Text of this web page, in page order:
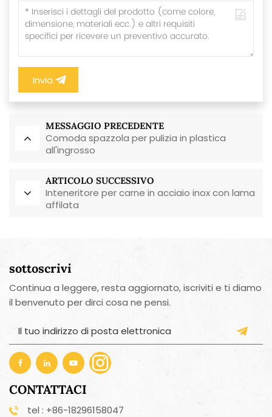
Invia
MESSAGGIO PRECEDENTE
Comoda spazzola per pulizia in plastica
all'ingrosso
ARTICOLO SUCCESSIVO
Inteneritore per carne in acciaio inox con lama
affilata
sottoscrivi
Continua a leggere, resta aggiornato, iscriviti e ti diamo
il benvenuto per dirci cosa ne pensi.
CONTATTACI
tel : +86-18296158047